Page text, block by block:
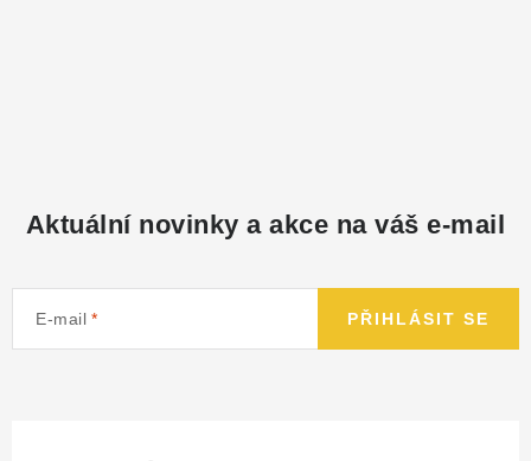
Aktuální novinky a akce na váš e-mail
E-mail PŘIHLÁSIT SE